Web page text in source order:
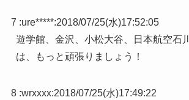
7 :ure*****:2018/07/25(水)17:52:05
遊学館、金沢、小松大谷、日本航空石
は、もっと頑張りましょう！
8 :wrxxxx:2018/07/25(水)17:49:22